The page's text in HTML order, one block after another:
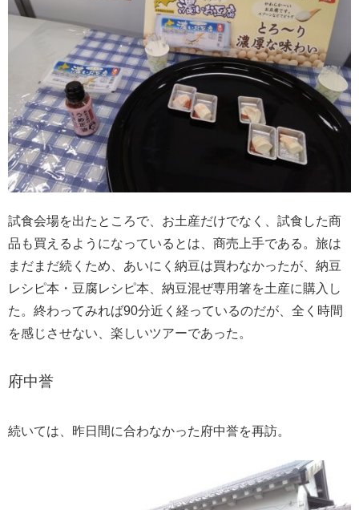
試食会場を出たところで、お土産だけでなく、試食した商
品も買えるようになっているとは、商売上手である。旅は
まだまだ続くため、あいにく納豆は買わなかったが、納豆
レシピ本・豆腐レシピ本、納豆混ぜ専用箸を土産に購入し
た。終わってみれば90分近く経っているのだが、全く時間
を感じさせない、楽しいツアーであった。
府中誉
続いては、昨日間に合わなかった府中誉を再訪。